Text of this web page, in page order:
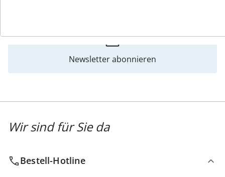
Newsletter abonnieren
Wir sind für Sie da
Bestell-Hotline